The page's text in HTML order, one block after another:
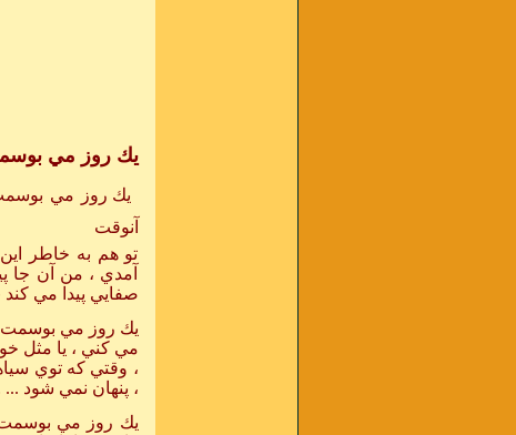
يك روز مي
يك روز مي
آنوقت
تو هم به خاطر
آمدي ، من آن جا
صفايي پيدا مي
يك روز مي بوسمت
مي كني ، يا مثل
، وقتي كه توي
، پنهان نمي شود ...
يك روز مي بوسمت